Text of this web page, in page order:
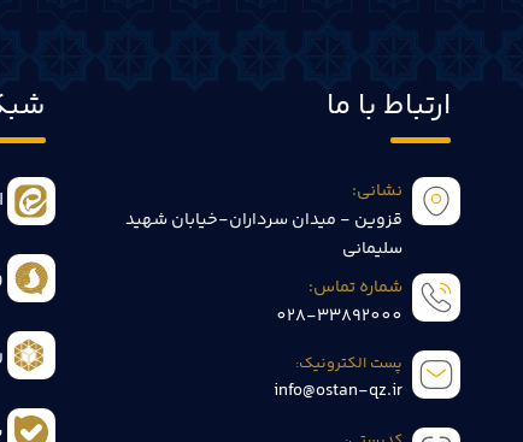
ارتباط با ما
نشانی:
قزوین - میدان سرداران-خیابان شهید
سلیمانی
شماره تماس:
028-33892000
پست الکترونیک:
info@ostan-qz.ir